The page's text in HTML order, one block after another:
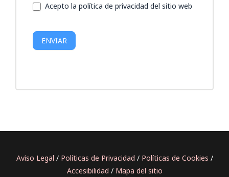
Acepto la política de privacidad del sitio web
ENVIAR
Aviso Legal / Políticas de Privacidad / Políticas de Cookies /
Accesibilidad / Mapa del sitio